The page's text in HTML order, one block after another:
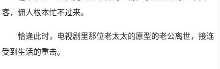
客，佣人根本忙不过来。
恰逢此时，电视剧里那位老太太的原型的老公离世，接连
受到生活的重击。